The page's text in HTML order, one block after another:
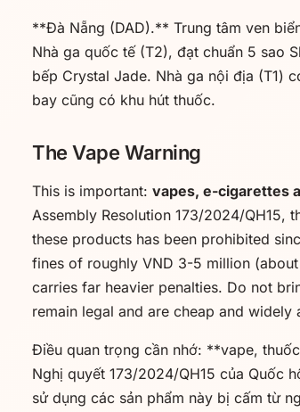
**Đà Nẵng (DAD).** Trung tâm ven
Nhà ga quốc tế (T2), đạt chuẩn 5 sao
bếp Crystal Jade. Nhà ga nội địa (T1)
bay cũng có khu hút thuốc.
The Vape Warning
This is important: vapes, e-cigarettes
Assembly Resolution 173/2024/QH15,
these products has been prohibited
fines of roughly VND 3-5 million
carries far heavier penalties. Do not
remain legal and are cheap and widely
Điều quan trọng cần nhớ: **vape,
Nghị quyết 173/2024/QH15 của Quốc
sử dụng các sản phẩm này bị cấm từ